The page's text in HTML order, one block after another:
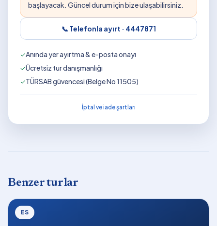
başlayacak. Güncel durum için bize ulaşabilirsiniz.
📞 Telefonla ayırt · 4447871
✓Anında yer ayırtma & e-posta onayı
✓Ücretsiz tur danışmanlığı
✓TÜRSAB güvencesi (Belge No 11505)
İptal ve iade şartları
Benzer turlar
ES